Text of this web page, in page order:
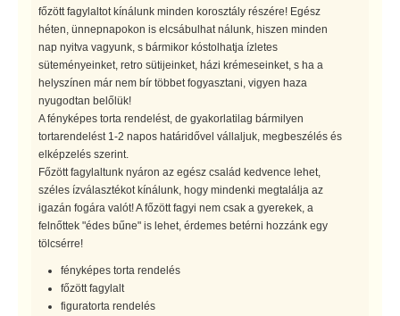
főzött fagylaltot kínálunk minden korosztály részére! Egész
héten, ünnepnapokon is elcsábulhat nálunk, hiszen minden
nap nyitva vagyunk, s bármikor kóstolhatja ízletes
süteményeinket, retro sütijeinket, házi krémeseinket, s ha a
helyszínen már nem bír többet fogyasztani, vigyen haza
nyugodtan belőlük!
A fényképes torta rendelést, de gyakorlatilag bármilyen
tortarendelést 1-2 napos határidővel vállaljuk, megbeszélés és
elképzelés szerint.
Főzött fagylaltunk nyáron az egész család kedvence lehet,
széles ízválasztékot kínálunk, hogy mindenki megtalálja az
igazán fogára valót! A főzött fagyi nem csak a gyerekek, a
felnőttek "édes bűne" is lehet, érdemes betérni hozzánk egy
tölcsérre!
fényképes torta rendelés
főzött fagylalt
figuratorta rendelés